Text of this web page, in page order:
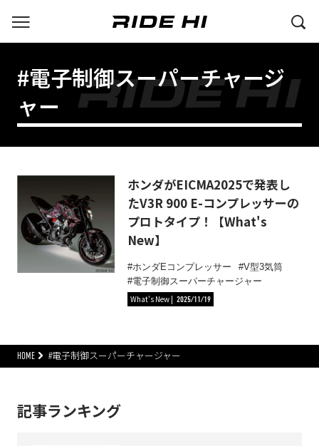
#電子制御スーパーチャージ
ャー
ホンダがEICMA2025で発表し
たV3R 900 E-コンプレッサーの
プロトタイプ！【What's
New】
ホンダEコンプレッサー
V型3気筒
電子制御スーパーチャージャー
What's New
2025/11/19
HOME #電子制御スーパーチャージャー
記事ランキング